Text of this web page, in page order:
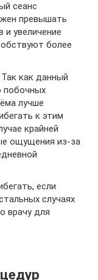
сеанс
превышать
и увеличение
более
как данный
побочных
лучше
к этим
крайней
ощущения из-за
если
случаях
врачу для